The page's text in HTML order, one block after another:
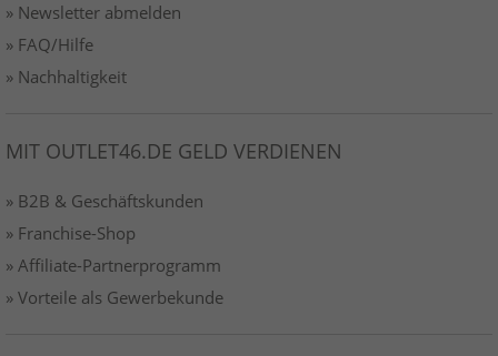
» Newsletter abmelden
» FAQ/Hilfe
» Nachhaltigkeit
MIT OUTLET46.DE GELD VERDIENEN
» B2B & Geschäftskunden
» Franchise-Shop
» Affiliate-Partnerprogramm
» Vorteile als Gewerbekunde